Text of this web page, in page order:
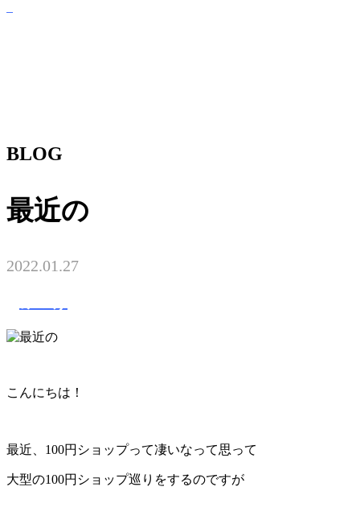
BLOG
最近の
2022.01.27
こんにちは！
最近、100円ショップって凄いなって思って
大型の100円ショップ巡りをするのですが